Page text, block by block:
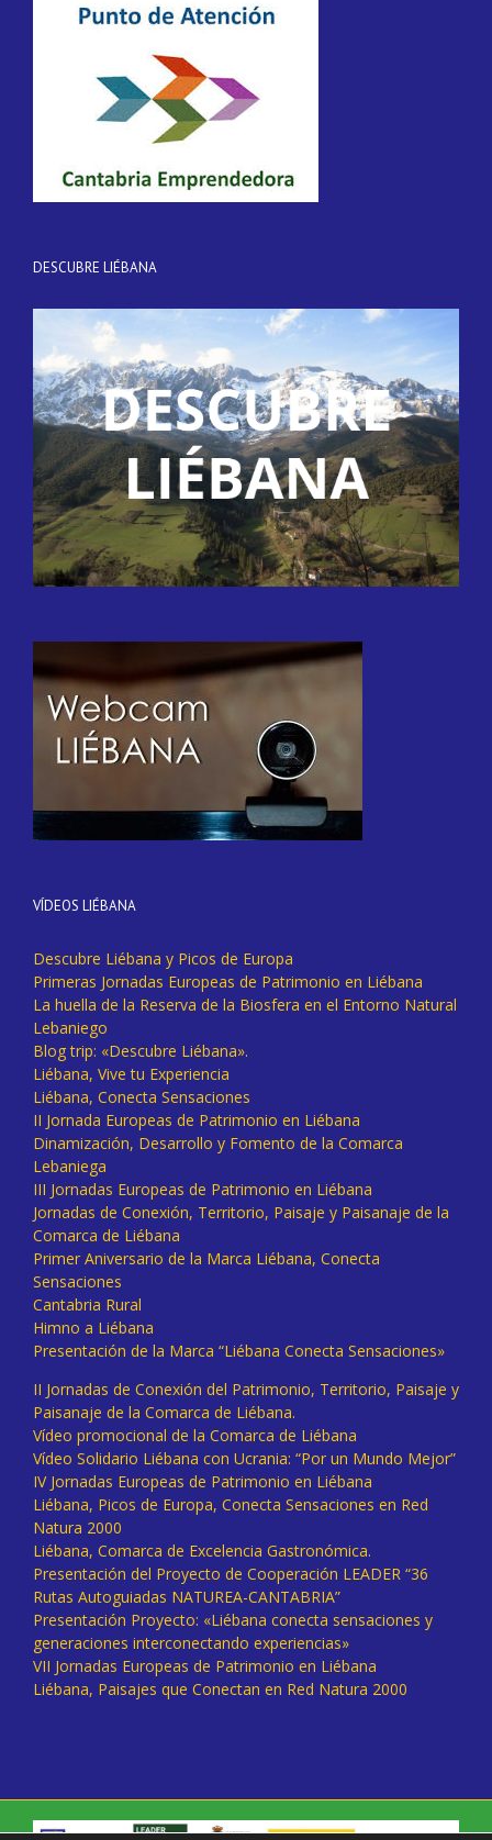
DESCUBRE LIÉBANA
VÍDEOS LIÉBANA
Descubre Liébana y Picos de Europa
Primeras Jornadas Europeas de Patrimonio en Liébana
La huella de la Reserva de la Biosfera en el Entorno Natural
Lebaniego
Blog trip: «Descubre Liébana».
Liébana, Vive tu Experiencia
Liébana, Conecta Sensaciones
II Jornada Europeas de Patrimonio en Liébana
Dinamización, Desarrollo y Fomento de la Comarca
Lebaniega
III Jornadas Europeas de Patrimonio en Liébana
Jornadas de Conexión, Territorio, Paisaje y Paisanaje de la
Comarca de Liébana
Primer Aniversario de la Marca Liébana, Conecta
Sensaciones
Cantabria Rural
Himno a Liébana
Presentación de la Marca “Liébana Conecta Sensaciones»
II Jornadas de Conexión del Patrimonio, Territorio, Paisaje y
Paisanaje de la Comarca de Liébana.
Vídeo promocional de la Comarca de Liébana
Vídeo Solidario Liébana con Ucrania: “Por un Mundo Mejor”
IV Jornadas Europeas de Patrimonio en Liébana
Liébana, Picos de Europa, Conecta Sensaciones en Red
Natura 2000
Liébana, Comarca de Excelencia Gastronómica.
Presentación del Proyecto de Cooperación LEADER “36
Rutas Autoguiadas NATUREA-CANTABRIA”
Presentación Proyecto: «Liébana conecta sensaciones y
generaciones interconectando experiencias»
VII Jornadas Europeas de Patrimonio en Liébana
Liébana, Paisajes que Conectan en Red Natura 2000